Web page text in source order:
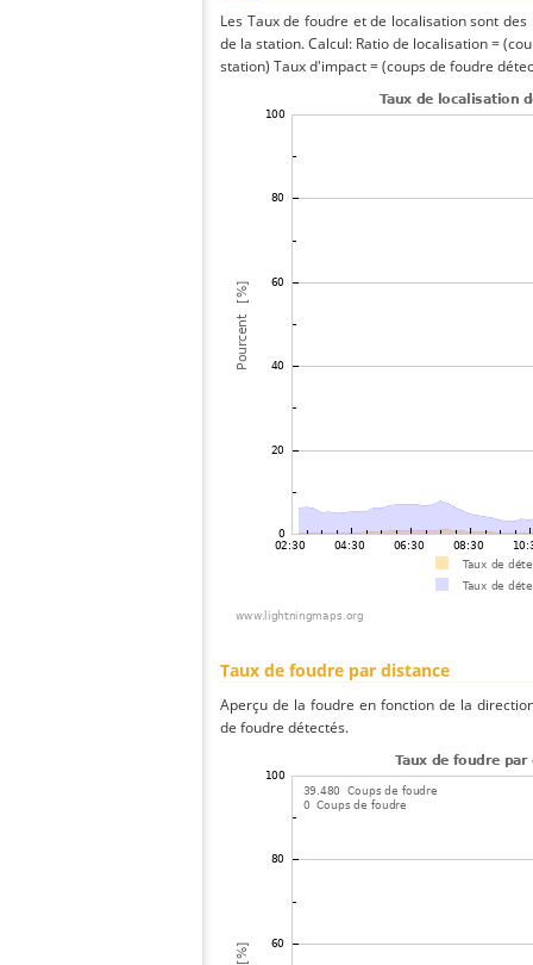
Les Taux de foudre et de localisation sont
de la station. Calcul: Ratio de localisation =
station) Taux d'impact = (coups de foudre
Taux de foudre par distance
Aperçu de la foudre en fonction de la
de foudre détectés.